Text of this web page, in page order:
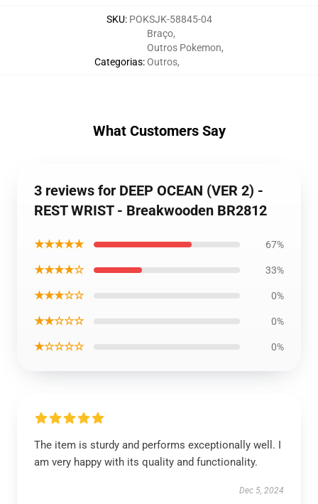
SKU: POKSJK-58845-04
Categorias:
Braço,
Outros Pokemon,
Outros,
What Customers Say
3 reviews for DEEP OCEAN (VER 2) -
REST WRIST - Breakwooden BR2812
★★★★★ 67%
★★★★☆ 33%
★★★☆☆ 0%
★★☆☆☆ 0%
★☆☆☆☆ 0%
The item is sturdy and performs exceptionally well. I
am very happy with its quality and functionality.
Dec 5, 2024